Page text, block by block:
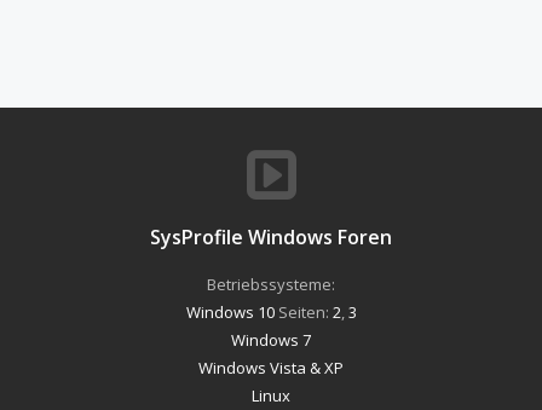
SysProfile Windows Foren
Betriebssysteme:
Windows 10Seiten: 2 3
Windows 7
Windows Vista & XP
Linux